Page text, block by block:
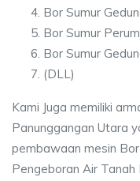
Bor Sumur
Bor Sumur
Bor Sumur
(DLL)
Kami Juga memiliki
Panunggangan Utara
pembawaan mesin
Pengeboran Air